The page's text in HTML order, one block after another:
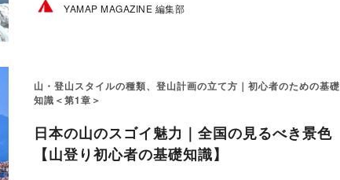
YAMAP MAGAZINE 編集部
山・登山スタイルの種類、登山計画の立て方｜初心者のための基礎
知識＜第1章＞
日本の山のスゴイ魅力｜全国の見るべき景色
【山登り初心者の基礎知識】